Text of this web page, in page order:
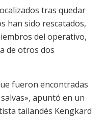
tras quedar
han sido rescatados,
del operativo,
de otros dos
fueron encontradas
apuntó en un
tailandés Kengkard